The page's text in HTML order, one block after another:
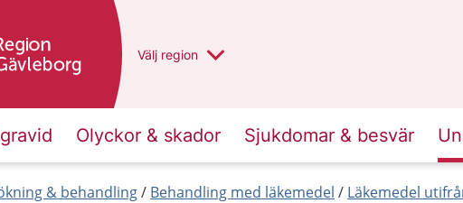
Du har valt region
Välj en annan
region
Olyckor & skador Sjukdomar & besvär
& behandling Behandling med läkemedel Läkemedel